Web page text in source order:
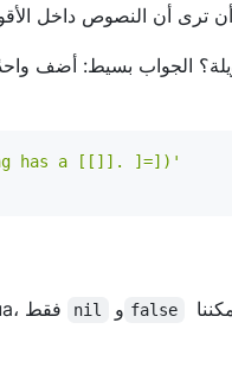
الجواب بسيط: أضف
has a [[]]. ]=])'
nil و false